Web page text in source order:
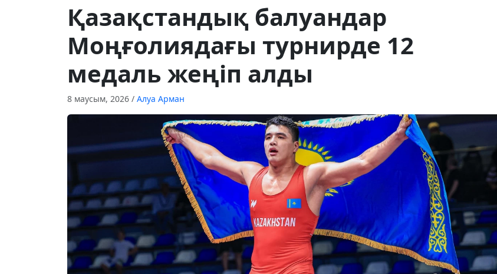
Қазақстандық балуандар
Моңғолиядағы турнирде 12
медаль жеңіп алды
8 маусым, 2026 / Алуа Арман